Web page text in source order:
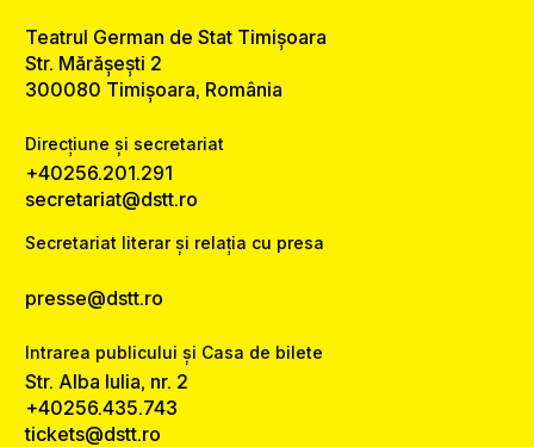
Teatrul German de Stat Timișoara
Str. Mărășești 2
300080 Timișoara, România
Direcțiune și secretariat
+40256.201.291
secretariat@dstt.ro
Secretariat literar și relația cu presa
presse@dstt.ro
Intrarea publicului și Casa de bilete
Str. Alba Iulia, nr. 2
+40256.435.743
tickets@dstt.ro